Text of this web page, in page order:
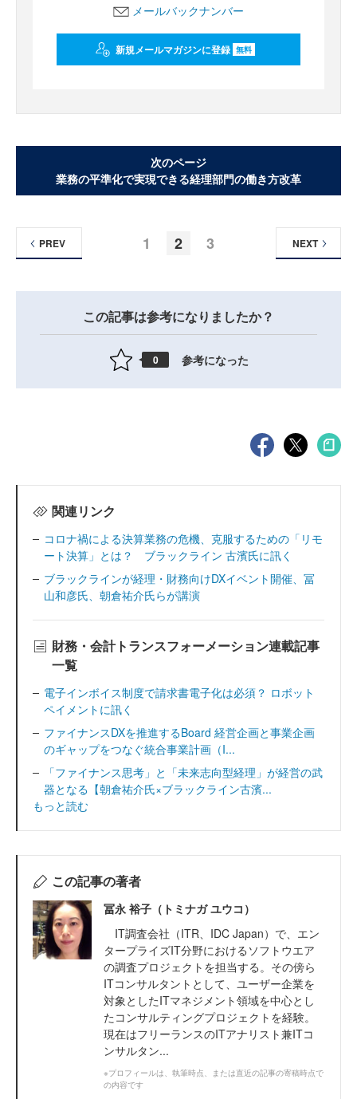
メールバックナンバー
新規メールマガジンに登録 無料
次のページ
業務の平準化で実現できる経理部門の働き方改革
1 2 3
PREV NEXT
この記事は参考になりましたか？
0 参考になった
関連リンク
コロナ禍による決算業務の危機、克服するための「リモ
ート決算」とは？ ブラックライン 古濱氏に訊く
ブラックラインが経理・財務向けDXイベント開催、冨
山和彦氏、朝倉祐介氏らが講演
財務・会計トランスフォーメーション連載記事
一覧
電子インボイス制度で請求書電子化は必須？ ロボット
ペイメントに訊く
ファイナンスDXを推進するBoard 経営企画と事業企画
のギャップをつなぐ統合事業計画（I...
「ファイナンス思考」と「未来志向型経理」が経営の武
器となる【朝倉祐介氏×ブラックライン古濱...
もっと読む
この記事の著者
冨永 裕子（トミナガ ユウコ）
IT調査会社（ITR、IDC Japan）で、エン
タープライズIT分野におけるソフトウエア
の調査プロジェクトを担当する。その傍ら
ITコンサルタントとして、ユーザー企業を
対象としたITマネジメント領域を中心とし
たコンサルティングプロジェクトを経験。
現在はフリーランスのITアナリスト兼ITコ
ンサルタン...
※プロフィールは、執筆時点、または直近の記事の寄稿時点で
の内容です